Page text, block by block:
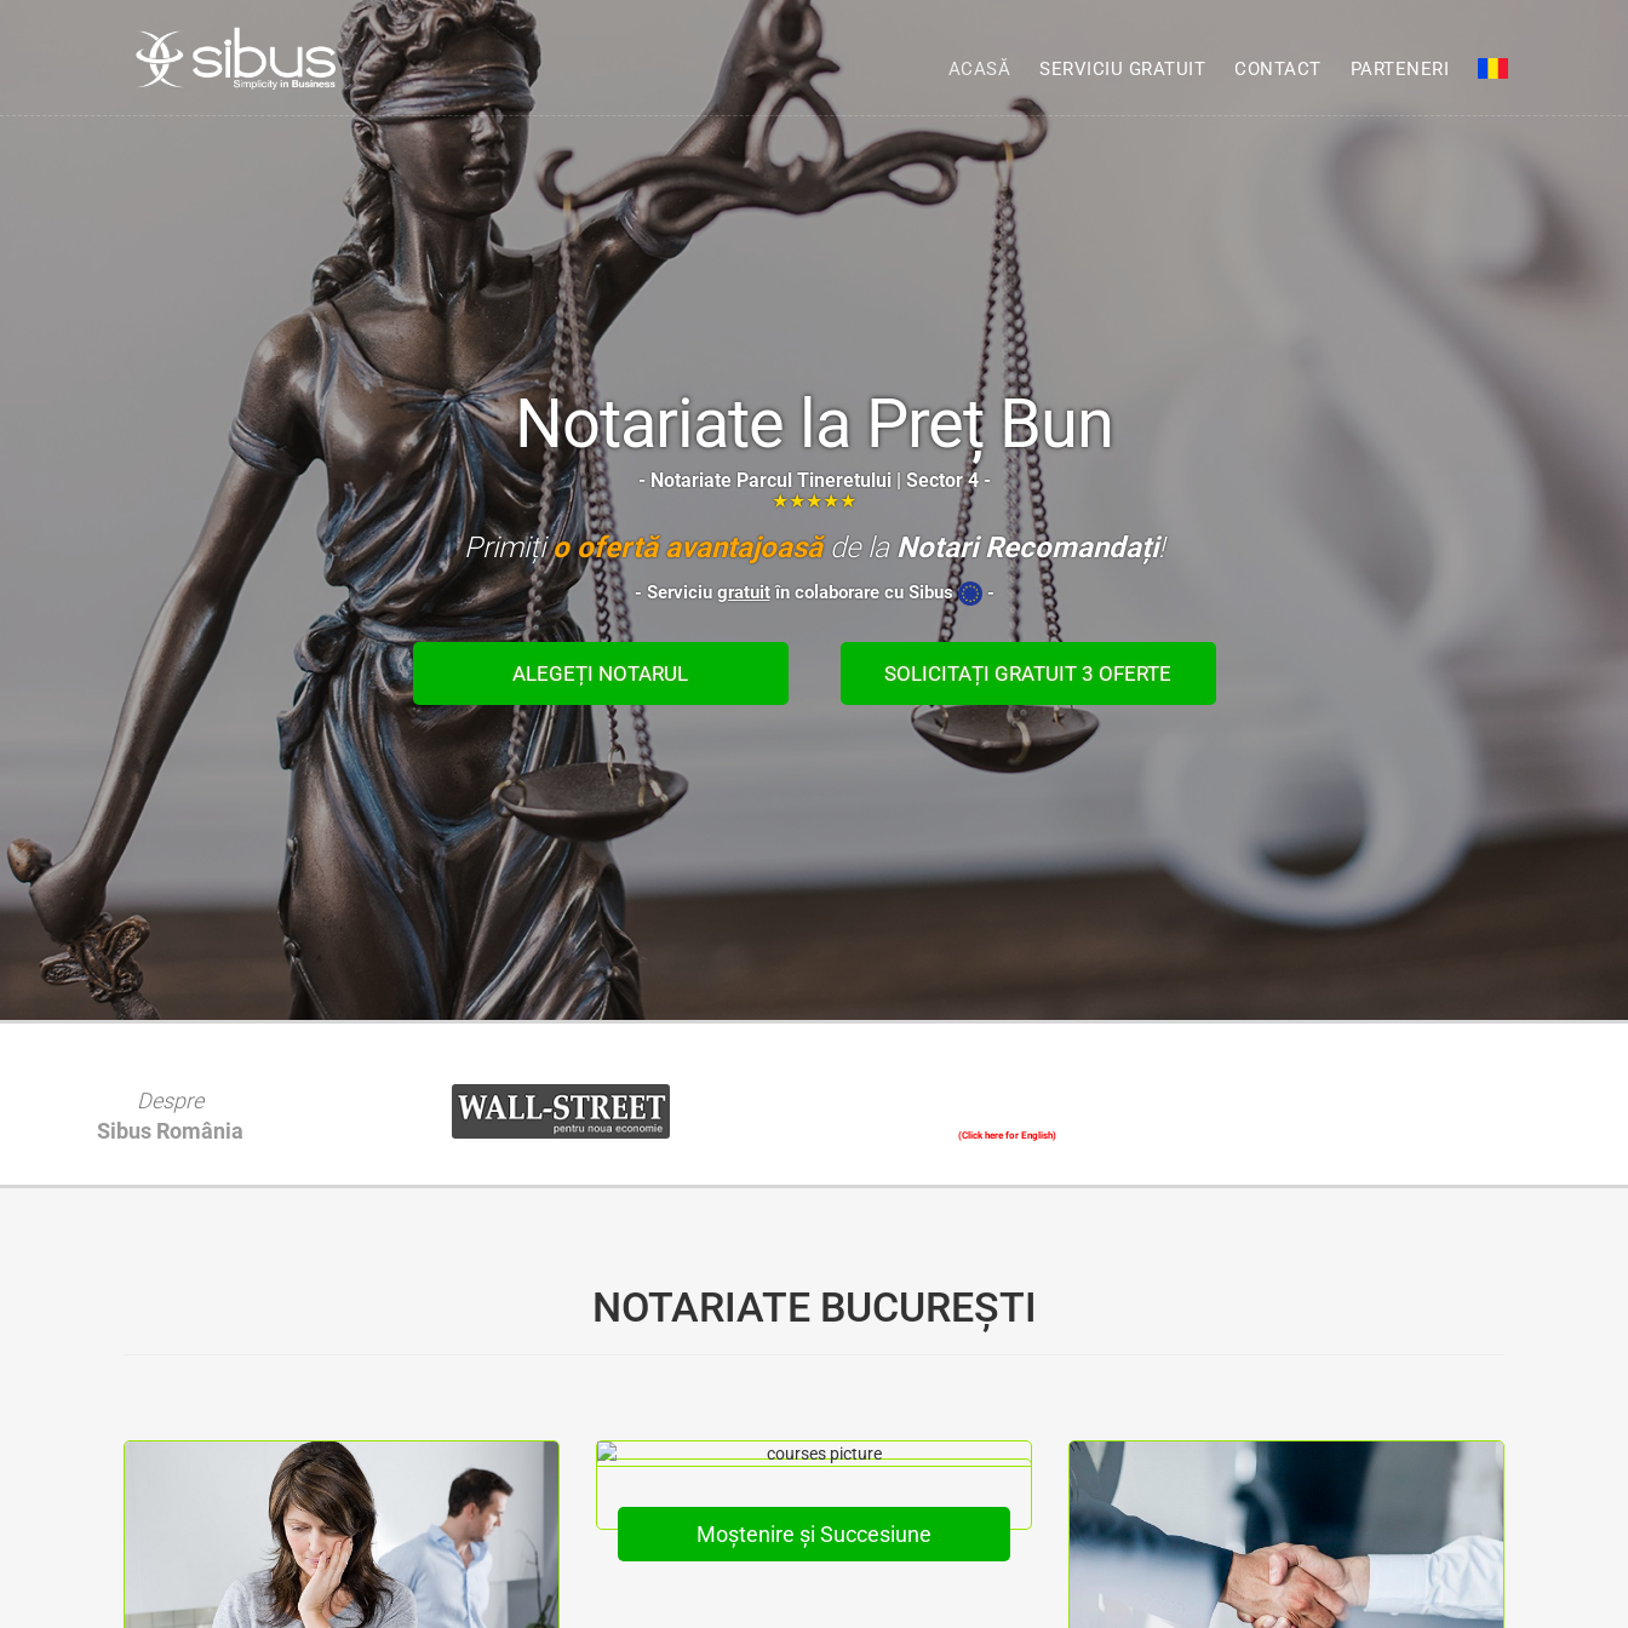
ACASĂ SERVICIU GRATUIT CONTACT PARTENERI
Notariate la Preț Bun
- Notariate Parcul Tineretului | Sector 4 -
★★★★★
Primițio ofertă avantajoasăde la Notari Recomandați!
- Serviciu gratuitîn colaborare cu Sibus -
ALEGEȚI NOTARUL SOLICITAȚI GRATUIT 3 OFERTE
Despre
Sibus România
(Click here for English)
NOTARIATE BUCUREȘTI
Moștenire și Succesiune